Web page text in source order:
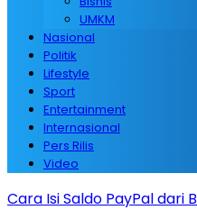
UMKM
Nasional
Politik
Lifestyle
Sport
Entertainment
Internasional
Pers Rilis
Video
Cara Isi Saldo PayPal dari